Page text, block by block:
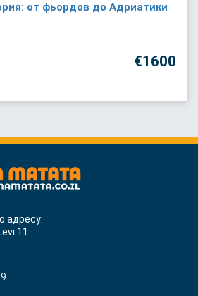
от фьордов до Адриатики
€1600
адресу:
11